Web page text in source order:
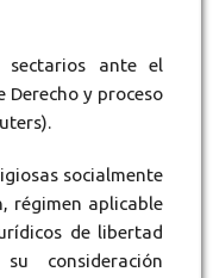
sectarios ante el
Derecho y proceso
socialmente
régimen aplicable
de libertad
consideración